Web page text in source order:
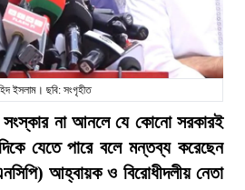
ইসলাম। ছবি: সংগৃহীত
সংস্কার না আনলে যে কোনো সরকারই
যেতে পারে বলে মন্তব্য করেছেন
আহ্বায়ক ও বিরোধীদলীয় নেতা